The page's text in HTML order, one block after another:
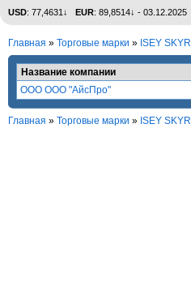
USD: 77,4631↓ EUR: 89,8514↓ - 03.12.2025
Главная » Торговые марки » ISEY SKYR
Название компании
ООО ООО "АйсПро"
Главная » Торговые марки » ISEY SKYR